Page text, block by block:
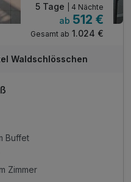
5 Tage | 4 Nächte
ab 512 €
Gesamt ab 1.024 €
Waldschlösschen
Buffet
Zimmer